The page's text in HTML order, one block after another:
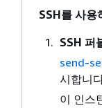
SSH를 사용
SSH 퍼
send-
시합니
이 인스